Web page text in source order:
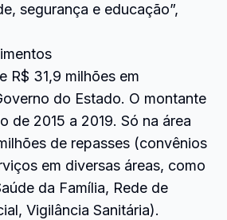
segurança e educação”,
R$ 31,9 milhões em
do Estado. O montante
de 2015 a 2019. Só na área
de repasses (convênios
em diversas áreas, como
da Família, Rede de
Vigilância Sanitária).